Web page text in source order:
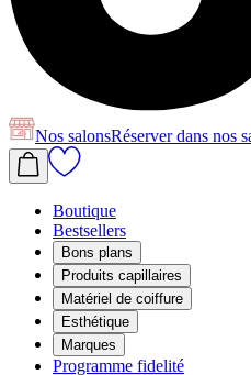
Nos salonsRéserverdans nos
Boutique
Bestsellers
Bons plans
Produits capillaires
Matériel de coiffure
Esthétique
Marques
Programme fidelité